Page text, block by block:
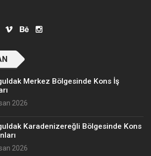
Merkez Bölgesinde Kons İş
2026
Karadenizereğli Bölgesinde Kons
2026